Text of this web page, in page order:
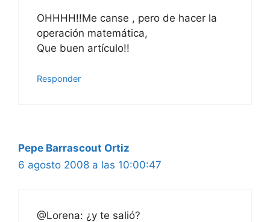
OHHHH!!Me canse , pero de hacer la
operación matemática,
Que buen artículo!!
Responder
Pepe Barrascout Ortiz
6 agosto 2008 a las 10:00:47
@Lorena: ¿y te salió?